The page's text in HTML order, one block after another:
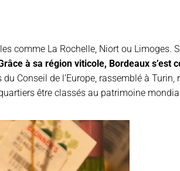
comme La Rochelle, Niort ou Limoges.
à sa région viticole, Bordeaux s’est
Conseil de l’Europe, rassemblé à
être classés au patrimoine mondial